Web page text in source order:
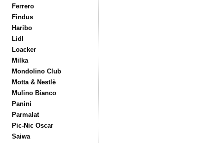
Ferrero
Findus
Haribo
Lidl
Loacker
Milka
Mondolino Club
Motta & Nestlè
Mulino Bianco
Panini
Parmalat
Pic-Nic Oscar
Saiwa